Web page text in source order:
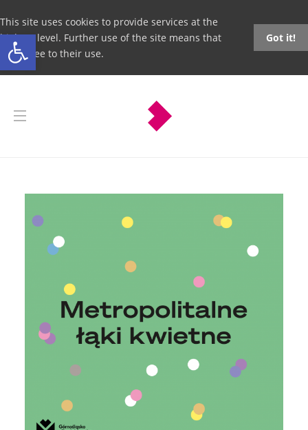
Open toolbar
This site uses cookies to provide services at the
highest level. Further use of the site means that
you agree to their use.
Got it!